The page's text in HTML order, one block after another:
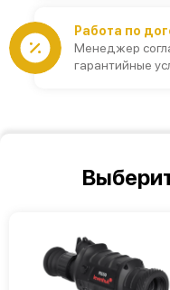
Работа по
Менеджер
гарантийные